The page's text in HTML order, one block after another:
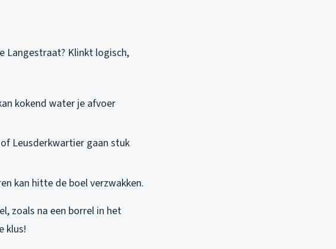
Langestraat? Klinkt logisch,
kokend water je afvoer
Leusderkwartier gaan stuk
kan hitte de boel verzwakken.
zoals na een borrel in het
klus!